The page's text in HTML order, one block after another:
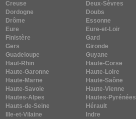
Creuse
Deux-Sèvres
Dordogne
Doubs
Drôme
Essonne
Eure
Eure-et-Loir
Finistère
Gard
Gers
Gironde
Guadeloupe
Guyane
Haut-Rhin
Haute-Corse
Haute-Garonne
Haute-Loire
Haute-Marne
Haute-Saône
Haute-Savoie
Haute-Vienne
Hautes-Alpes
Hautes-Pyrénées
Hauts-de-Seine
Hérault
Ille-et-Vilaine
Indre